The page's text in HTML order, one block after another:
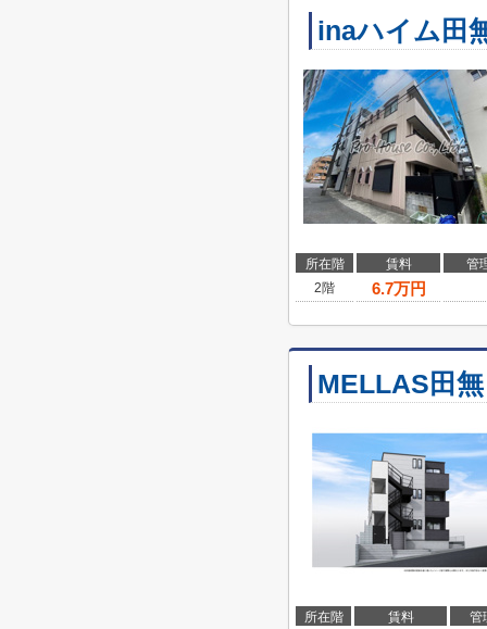
inaハイム田
所在階 賃料
管
2階
6.7万円
MELLAS田無
所在階 賃料
管